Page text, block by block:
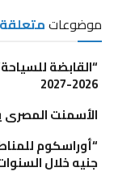
موضوعاتمتعلقة
2026-2027
الأسمنت المصرى
جنيه خلال